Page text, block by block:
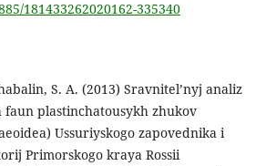
181433262020162-335340
S. A. (2013) Sravnitel’nyj analiz
plastinchatousykh zhukov
Ussuriyskogo zapovednika i
Primorskogo kraya Rossii